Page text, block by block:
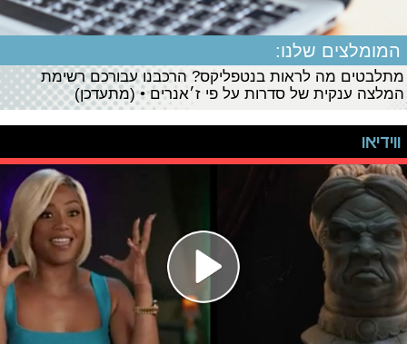
המומלצים שלנו:
מתלבטים מה לראות בנטפליקס? הרכבנו עבורכם רשימת
המלצה ענקית של סדרות על פי ז׳אנרים • (מתעדכן)
ווידיאו